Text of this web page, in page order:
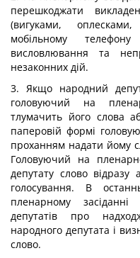
перешкоджати
(вигуками,
мобільному
висловлювання та
незаконних дій.
3. Якщо народний
головуючий на
тлумачить його слова
паперовій формі
проханням надати йому
Головуючий на
депутату слово
голосування. В
пленарному
депутатів про
народного депутата і
слово.